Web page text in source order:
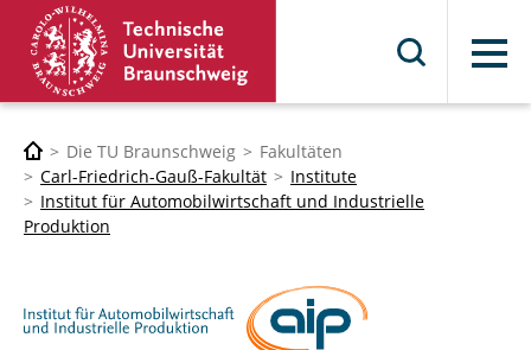
Menü
Die TU Braunschweig
Fakultäten
Carl-Friedrich-Gauß-Fakultät
Institute
Institut für Automobilwirtschaft und Industrielle
Produktion